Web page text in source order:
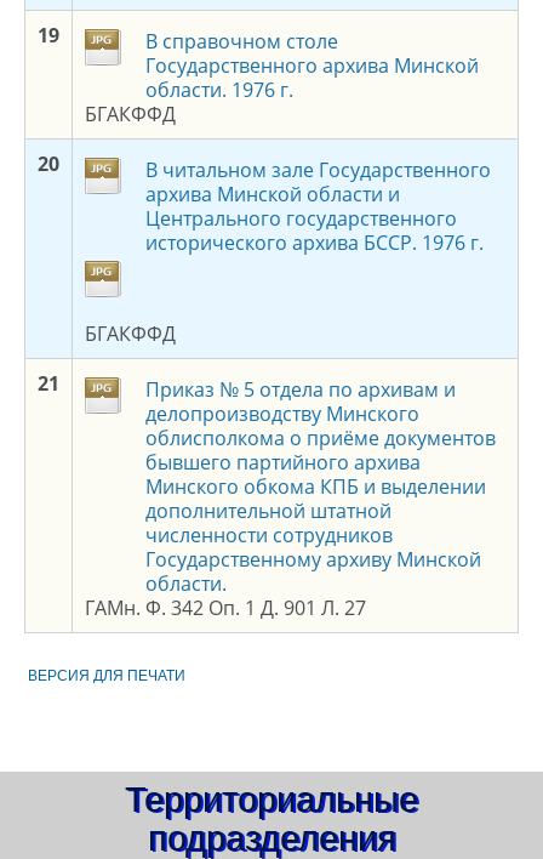
19
В справочном столе
Государственного архива Минской
области. 1976 г.
БГАКФФД
20
В читальном зале Государственного
архива Минской области и
Центрального государственного
исторического архива БССР. 1976 г.
БГАКФФД
21
Приказ № 5 отдела по архивам и
делопроизводству Минского
облисполкома о приёме документов
бывшего партийного архива
Минского обкома КПБ и выделении
дополнительной штатной
численности сотрудников
Государственному архиву Минской
области.
ГАМн. Ф. 342 Оп. 1 Д. 901 Л. 27
ВЕРСИЯ ДЛЯ ПЕЧАТИ
Территориальные
подразделения